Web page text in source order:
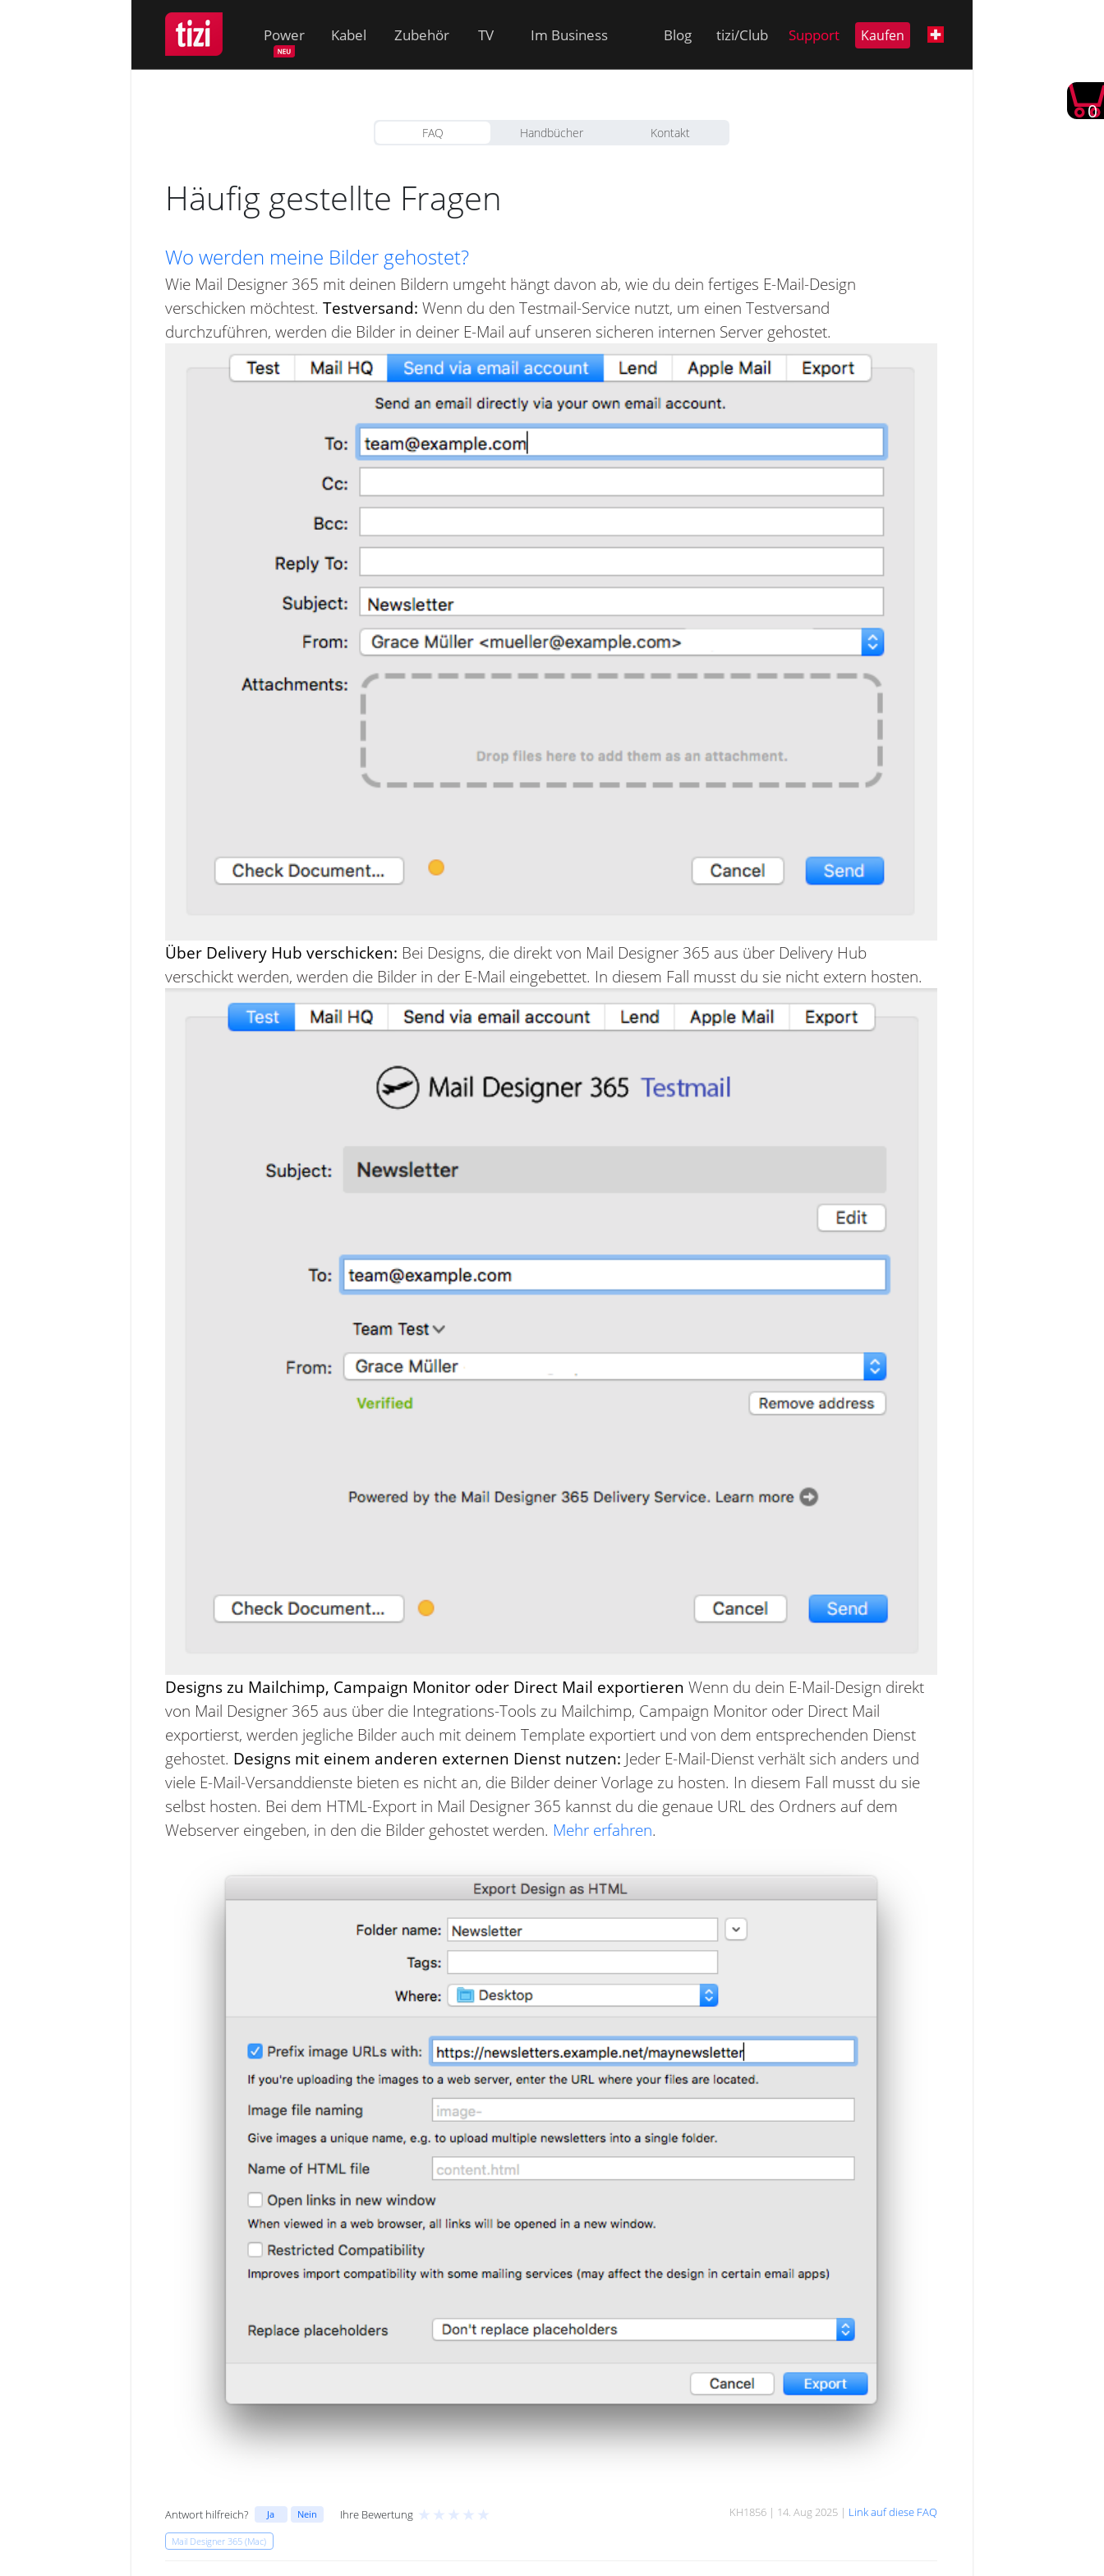
Power Kabel Zubehör TV Im Business Blog tizi/Club Support Kaufen
0
FAQ Handbücher Kontakt
Häufig gestellte Fragen
Wo werden meine Bilder gehostet?
Wie Mail Designer 365 mit deinen Bildern umgeht hängt davon ab, wie du dein fertiges E-Mail-Design
verschicken möchtest. Testversand: Wenn du den Testmail-Service nutzt, um einen Testversand
durchzuführen, werden die Bilder in deiner E-Mail auf unseren sicheren internen Server gehostet.
Über Delivery Hub verschicken: Bei Designs, die direkt von Mail Designer 365 aus über Delivery Hub
verschickt werden, werden die Bilder in der E-Mail eingebettet. In diesem Fall musst du sie nicht extern hosten.
Designs zu Mailchimp, Campaign Monitor oder Direct Mail exportieren Wenn du dein E-Mail-Design direkt
von Mail Designer 365 aus über die Integrations-Tools zu Mailchimp, Campaign Monitor oder Direct Mail
exportierst, werden jegliche Bilder auch mit deinem Template exportiert und von dem entsprechenden Dienst
gehostet. Designs mit einem anderen externen Dienst nutzen: Jeder E-Mail-Dienst verhält sich anders und
viele E-Mail-Versanddienste bieten es nicht an, die Bilder deiner Vorlage zu hosten. In diesem Fall musst du sie
selbst hosten. Bei dem HTML-Export in Mail Designer 365 kannst du die genaue URL des Ordners auf dem
Webserver eingeben, in den die Bilder gehostet werden. Mehr erfahren.
Antwort hilfreich? Ja Nein Ihre Bewertung ★ ★ ★ ★ ★ KH1856 | 14. Aug 2025 | Link auf diese FAQ
Mail Designer 365 (Mac)